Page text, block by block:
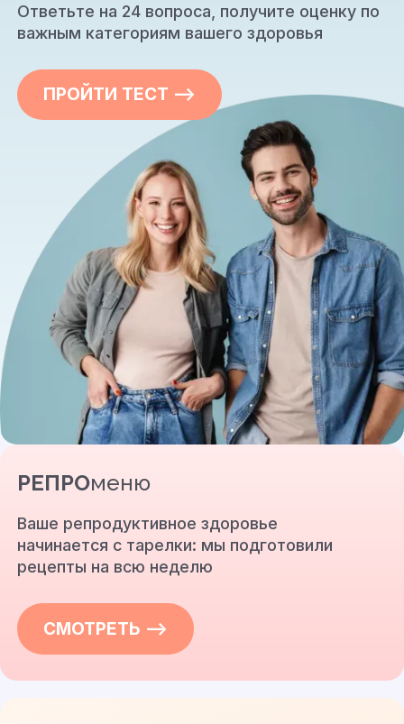
Ответьте на 24 вопроса, получите оценку по
важным категориям вашего здоровья
ПРОЙТИ ТЕСТ —>
РЕПРОменю
Ваше репродуктивное здоровье
начинается с тарелки: мы подготовили
рецепты на всю неделю
СМОТРЕТЬ —>